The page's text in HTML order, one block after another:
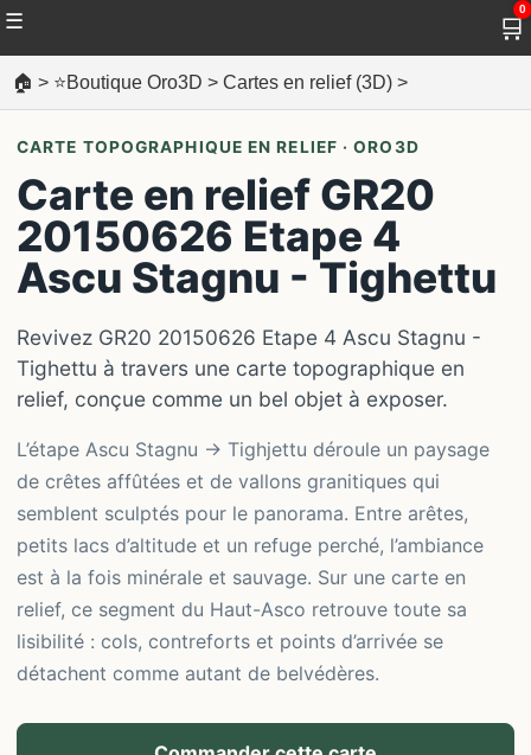
☰ 🛒
0
🏠 > ⭐Boutique Oro3D > Cartes en relief (3D) >
CARTE TOPOGRAPHIQUE EN RELIEF · ORO3D
Carte en relief GR20
20150626 Etape 4
Ascu Stagnu - Tighettu
Revivez GR20 20150626 Etape 4 Ascu Stagnu -
Tighettu à travers une carte topographique en
relief, conçue comme un bel objet à exposer.
L’étape Ascu Stagnu → Tighjettu déroule un paysage
de crêtes affûtées et de vallons granitiques qui
semblent sculptés pour le panorama. Entre arêtes,
petits lacs d’altitude et un refuge perché, l’ambiance
est à la fois minérale et sauvage. Sur une carte en
relief, ce segment du Haut-Asco retrouve toute sa
lisibilité : cols, contreforts et points d’arrivée se
détachent comme autant de belvédères.